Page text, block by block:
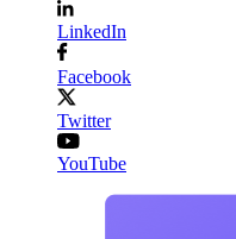
LinkedIn
Facebook
Twitter
YouTube